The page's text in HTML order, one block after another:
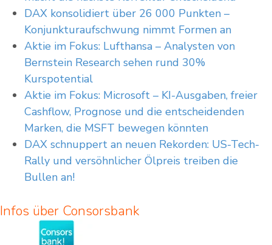
enthalten daher auch nicht notwendigerweise die für Ihre Anlageentscheidungen
erforderlichen oder wesentlichen Informationen.
Wir weisen abschließend darauf hin, dass es sich in dem Fall, in dem Sie
Transaktionen in hier vorgestellten Werten ohne vorherige individuelle Beratung
durchführen, um ein sogenanntes „beratungsfreies Geschäft“ handelt.
DAX konsolidiert über 26 000 Punkten –
Konjunkturaufschwung nimmt Formen an
Aktie im Fokus: Lufthansa – Analysten von
Bernstein Research sehen rund 30%
Kurspotential
Aktie im Fokus: Microsoft – KI-Ausgaben, freier
Cashflow, Prognose und die entscheidenden
Marken, die MSFT bewegen könnten
DAX schnuppert an neuen Rekorden: US-Tech-
Rally und versöhnlicher Ölpreis treiben die
Bullen an!
Infos über Consorsbank